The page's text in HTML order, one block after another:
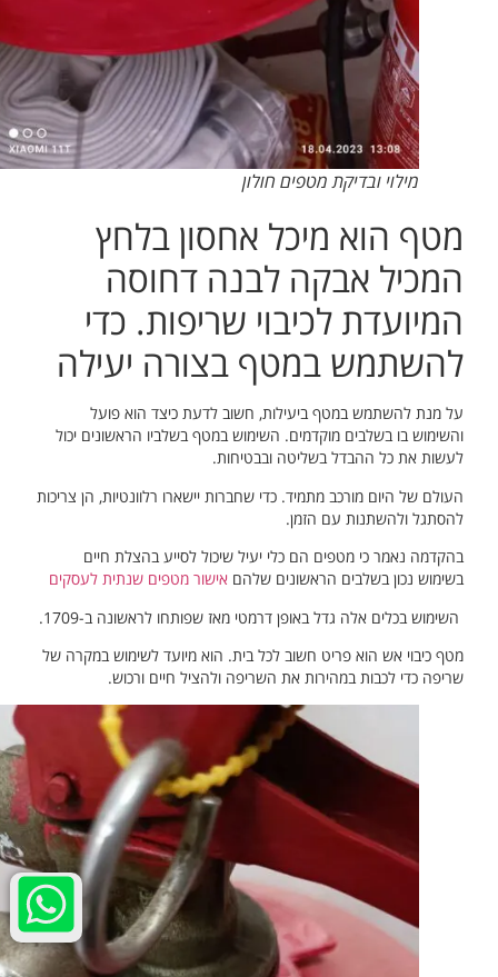
מילוי ובדיקת מטפים חולון
מטף הוא מיכל אחסון בלחץ
המכיל אבקה לבנה דחוסה
המיועדת לכיבוי שריפות. כדי
להשתמש במטף בצורה יעילה
על מנת להשתמש במטף ביעילות, חשוב לדעת כיצד הוא פועל
והשימוש בו בשלבים מוקדמים. השימוש במטף בשלביו הראשונים יכול
לעשות את כל ההבדל בשליטה ובבטיחות.
העולם של היום מורכב מתמיד. כדי שחברות יישארו רלוונטיות, הן צריכות
להסתגל ולהשתנות עם הזמן.
בהקדמה נאמר כי מטפים הם כלי יעיל שיכול לסייע בהצלת חיים
בשימוש נכון בשלבים הראשונים שלהםאישור מטפים שנתית לעסקים
השימוש בכלים אלה גדל באופן דרמטי מאז שפותחו לראשונה ב-1709.
מטף כיבוי אש הוא פריט חשוב לכל בית. הוא מיועד לשימוש במקרה של
שריפה כדי לכבות במהירות את השריפה ולהציל חיים ורכוש.